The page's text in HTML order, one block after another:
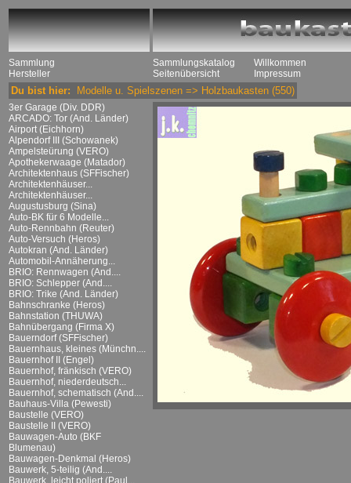
Sammlung
Hersteller
Sammlungskatalog
Seitenübersicht
Willkommen
Impressum
Du bist hier: Modelle u. Spielszenen => Holzbaukasten (550)
3er Garage (Div. DDR)
ARCADO: Tor (And. Länder)
Airport (Eichhorn)
Alpendorf III (Schowanek)
Ampelsteürung (VERO)
Apothekerwaage (Matador)
Architektenhaus (SFFischer)
Architektenhäuser...
Architektenhäuser...
Augustusburg (Sina)
Auto-BK für 6 Modelle...
Auto-Rennbahn (Reuter)
Auto-Versuch (Heros)
Autokran (And. Länder)
Automobil-Annäherung...
BRIO: Rennwagen (And....
BRIO: Schlepper (And....
BRIO: Trike (And. Länder)
Bahnschranke (Heros)
Bahnstation (THUWA)
Bahnübergang (Firma X)
Bauerndorf (SFFischer)
Bauernhaus, kleines (Münchn....
Bauernhof II (Engel)
Bauernhof, fränkisch (VERO)
Bauernhof, niederdeutsch...
Bauernhof, schematisch (And....
Bauhaus-Villa (Pewesti)
Baustelle (VERO)
Baustelle II (VERO)
Bauwagen-Auto (BKF
Blumenau)
Bauwagen-Denkmal (Heros)
Bauwerk, 5-teilig (And....
Bauwerk, leicht poliert (Paul...